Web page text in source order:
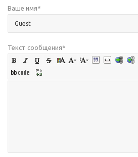
Ваше имя*
Текст сообщения*